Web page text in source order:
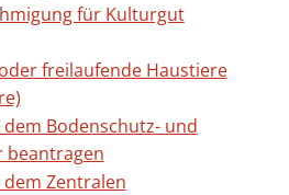
für Kulturgut
freilaufende Haustiere
Bodenschutz- und
beantragen
Zentralen